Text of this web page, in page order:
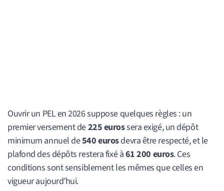
Ouvrir un PEL en 2026 suppose quelques règles : un
premier versement de225 eurossera exigé, un dépôt
minimum annuel de540 eurosdevra être respecté, et le
plafond des dépôts restera fixé à61 200 euros. Ces
conditions sont sensiblement les mêmes que celles en
vigueur aujourd’hui.